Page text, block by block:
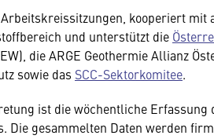
kooperiert mit
und unterstützt die
die ARGE Geothermie Allianz
sowie das SCC-Sektorkomitee.
ist die wöchentliche Erfassung
Die gesammelten Daten werden